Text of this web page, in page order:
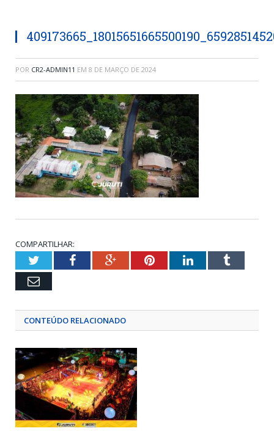
POR CR2-ADMIN11 EM 8 DE MARÇO DE 2024
COMPARTILHAR:
TwitterFacebookGoogle+PinterestLinkedInTumblr
Email
CONTEÚDO RELACIONADO